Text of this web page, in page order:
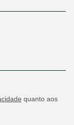
quanto aos